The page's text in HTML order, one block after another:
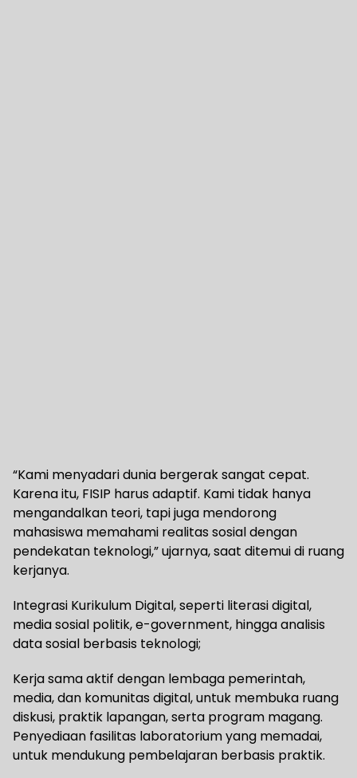
“Kami menyadari dunia bergerak sangat cepat.
Karena itu, FISIP harus adaptif. Kami tidak hanya
mengandalkan teori, tapi juga mendorong
mahasiswa memahami realitas sosial dengan
pendekatan teknologi,” ujarnya, saat ditemui di ruang
kerjanya.
Integrasi Kurikulum Digital, seperti literasi digital,
media sosial politik, e-government, hingga analisis
data sosial berbasis teknologi;
Kerja sama aktif dengan lembaga pemerintah,
media, dan komunitas digital, untuk membuka ruang
diskusi, praktik lapangan, serta program magang.
Penyediaan fasilitas laboratorium yang memadai,
untuk mendukung pembelajaran berbasis praktik.